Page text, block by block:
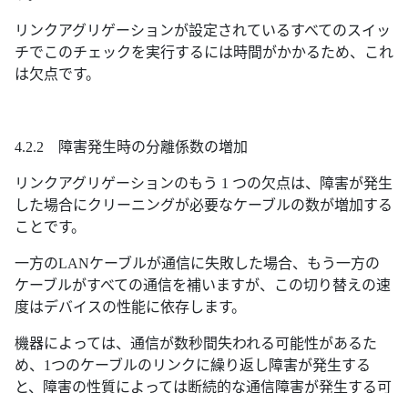
リンクアグリゲーションが設定されているすべてのスイッ
チでこのチェックを実行するには時間がかかるため、これ
は欠点です。
4.2.2 障害発生時の分離係数の増加
リンクアグリゲーションのもう 1 つの欠点は、障害が発生
した場合にクリーニングが必要なケーブルの数が増加する
ことです。
一方のLANケーブルが通信に失敗した場合、もう一方の
ケーブルがすべての通信を補いますが、この切り替えの速
度はデバイスの性能に依存します。
機器によっては、通信が数秒間失われる可能性があるた
め、1つのケーブルのリンクに繰り返し障害が発生する
と、障害の性質によっては断続的な通信障害が発生する可